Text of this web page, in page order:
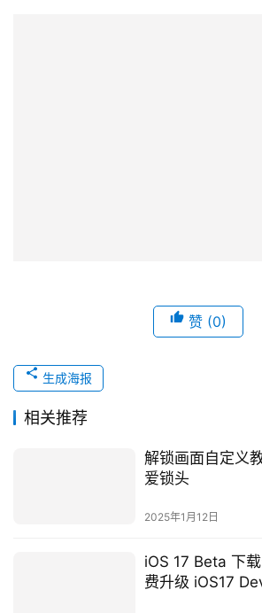
赞 (0)
生成海报
相关推荐
解锁画面自定义
爱锁头
2025年1月12日
iOS 17 Beta 下
费升级 iOS17